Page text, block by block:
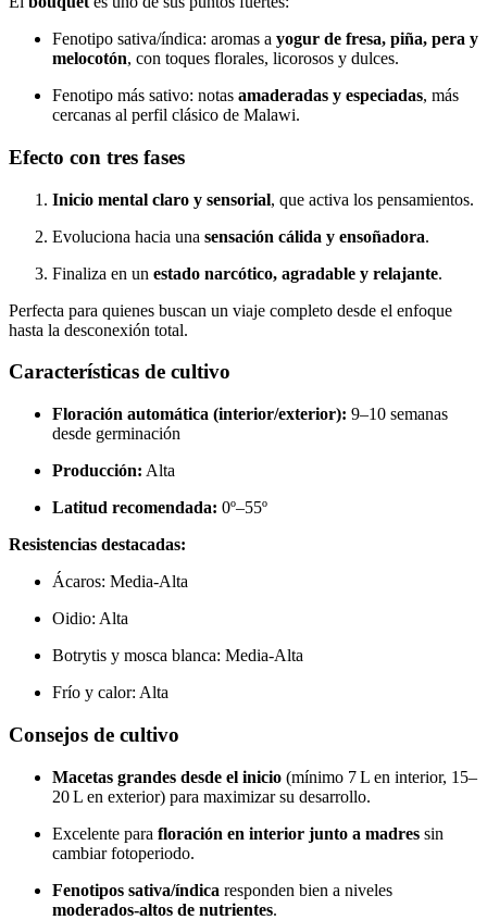
Fenotipo sativa/índica: aromas a yogur de fresa, piña, pera y
melocotón, con toques florales, licorosos y dulces.
Fenotipo más sativo: notas amaderadas y especiadas, más
cercanas al perfil clásico de Malawi.
Efecto con tres fases
Inicio mental claro y sensorial, que activa los pensamientos.
Evoluciona hacia una sensación cálida y ensoñadora.
Finaliza en un estado narcótico, agradable y relajante.
Perfecta para quienes buscan un viaje completo desde el enfoque
hasta la desconexión total.
Características de cultivo
Floración automática (interior/exterior): 9–10 semanas
desde germinación
Producción: Alta
Latitud recomendada: 0º–55º
Resistencias destacadas:
Ácaros: Media-Alta
Oidio: Alta
Botrytis y mosca blanca: Media-Alta
Frío y calor: Alta
Consejos de cultivo
Macetas grandes desde el inicio (mínimo 7 L en interior, 15–
20 L en exterior) para maximizar su desarrollo.
Excelente para floración en interior junto a madres sin
cambiar fotoperiodo.
Fenotipos sativa/índica responden bien a niveles
moderados-altos de nutrientes.